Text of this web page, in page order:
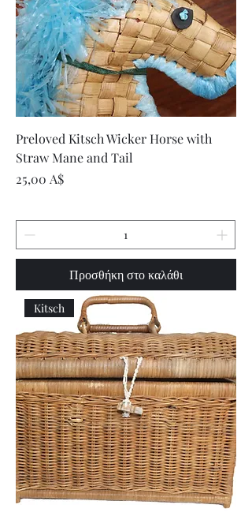
Preloved Kitsch Wicker Horse with
Straw Mane and Tail
Τιμή
25,00 A$
Προσθήκη στο καλάθι
Kitsch